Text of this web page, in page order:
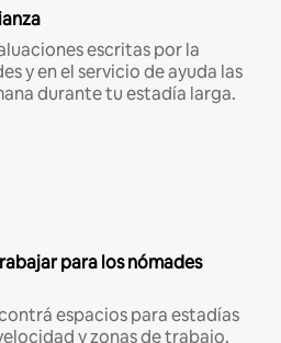
escritas por la
y en el servicio de ayuda las
durante tu estadía larga.
para los nómades
espacios para estadías
y zonas de trabajo.